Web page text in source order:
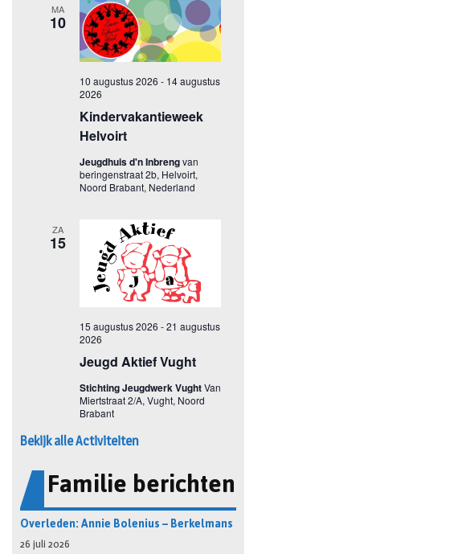
Bekijk alle Activiteiten
Familie berichten
Overleden: Annie Bolenius – Berkelmans
26 juli 2026